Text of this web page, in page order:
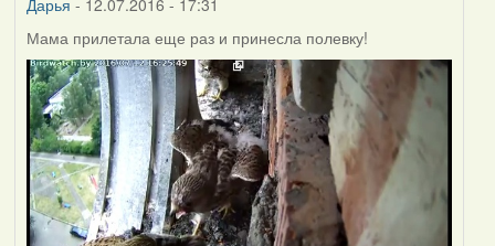
Дарья - 12.07.2016 - 17:31
Мама прилетала еще раз и принесла полевку!